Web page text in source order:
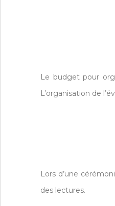
Le budget pour
L’organisation de
Lors d’une
des lectures.